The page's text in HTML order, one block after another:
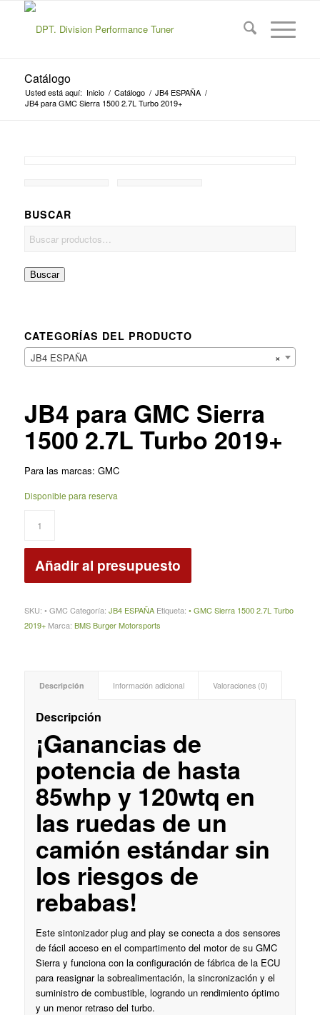
Catálogo
Usted está aquí: Inicio / Catálogo / JB4 ESPAÑA /
JB4 para GMC Sierra 1500 2.7L Turbo 2019+
BUSCAR
Buscar
CATEGORÍAS DEL PRODUCTO
×
JB4 ESPAÑA
JB4 para GMC Sierra
1500 2.7L Turbo 2019+
Para las marcas: GMC
Disponible para reserva
Añadir al presupuesto
SKU: • GMC Categoría: JB4 ESPAÑA Etiqueta: • GMC Sierra 1500 2.7L Turbo
2019+ Marca: BMS Burger Motorsports
Descripción Información adicional Valoraciones (0)
Descripción
¡Ganancias de
potencia de hasta
85whp y 120wtq en
las ruedas de un
camión estándar sin
los riesgos de
rebabas!
Este sintonizador plug and play se conecta a dos sensores
de fácil acceso en el compartimento del motor de su GMC
Sierra y funciona con la configuración de fábrica de la ECU
para reasignar la sobrealimentación, la sincronización y el
suministro de combustible, logrando un rendimiento óptimo
y un menor retraso del turbo.